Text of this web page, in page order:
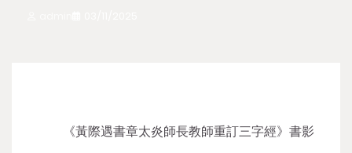
《黃際遇書章太炎師長教師重訂三字經》書影